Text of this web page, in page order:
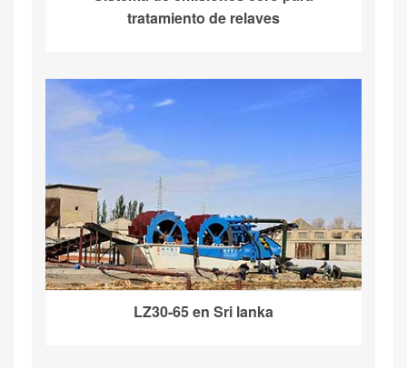
tratamiento de relaves
LZ30-65 en Sri lanka